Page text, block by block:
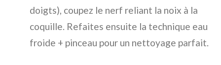
doigts), coupez le nerf reliant la noix à la
coquille. Refaites ensuite la technique eau
froide + pinceau pour un nettoyage parfait.